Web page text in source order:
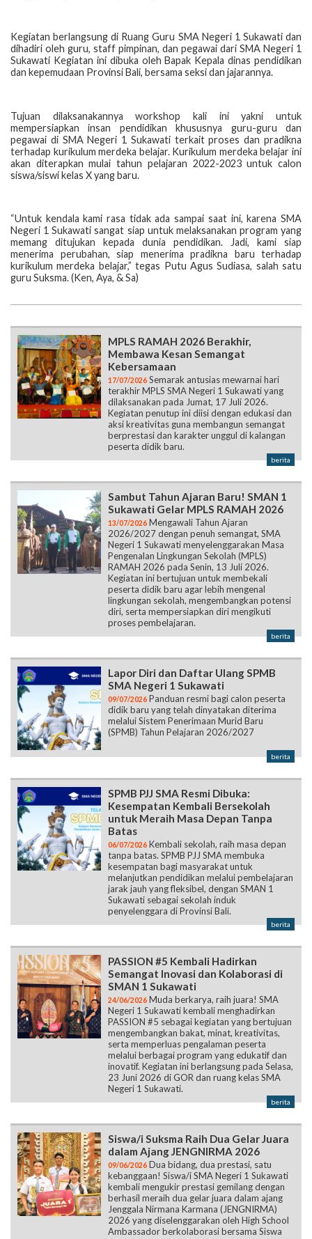
Kegiatan berlangsung di Ruang Guru SMA Negeri 1 Sukawati dan
dihadiri oleh guru, staff pimpinan, dan pegawai dari SMA Negeri 1
Sukawati Kegiatan ini dibuka oleh Bapak Kepala dinas pendidikan
dan kepemudaan Provinsi Bali, bersama seksi dan jajarannya.
Tujuan dilaksanakannya workshop kali ini yakni untuk
mempersiapkan insan pendidikan khususnya guru-guru dan
pegawai di SMA Negeri 1 Sukawati terkait proses dan pradikna
terhadap kurikulum merdeka belajar. Kurikulum merdeka belajar ini
akan diterapkan mulai tahun pelajaran 2022-2023 untuk calon
siswa/siswi kelas X yang baru.
“Untuk kendala kami rasa tidak ada sampai saat ini, karena SMA
Negeri 1 Sukawati sangat siap untuk melaksanakan program yang
memang ditujukan kepada dunia pendidikan. Jadi, kami siap
menerima perubahan, siap menerima pradikna baru terhadap
kurikulum merdeka belajar,” tegas Putu Agus Sudiasa, salah satu
guru Suksma. (Ken, Aya, & Sa)
MPLS RAMAH 2026 Berakhir,
Membawa Kesan Semangat
Kebersamaan
17/07/2026 Semarak antusias mewarnai hari
terakhir MPLS SMA Negeri 1 Sukawati yang
dilaksanakan pada Jumat, 17 Juli 2026.
Kegiatan penutup ini diisi dengan edukasi dan
aksi kreativitas guna membangun semangat
berprestasi dan karakter unggul di kalangan
peserta didik baru.
berita
Sambut Tahun Ajaran Baru! SMAN 1
Sukawati Gelar MPLS RAMAH 2026
13/07/2026 Mengawali Tahun Ajaran
2026/2027 dengan penuh semangat, SMA
Negeri 1 Sukawati menyelenggarakan Masa
Pengenalan Lingkungan Sekolah (MPLS)
RAMAH 2026 pada Senin, 13 Juli 2026.
Kegiatan ini bertujuan untuk membekali
peserta didik baru agar lebih mengenal
lingkungan sekolah, mengembangkan potensi
diri, serta mempersiapkan diri mengikuti
proses pembelajaran.
berita
Lapor Diri dan Daftar Ulang SPMB
SMA Negeri 1 Sukawati
09/07/2026 Panduan resmi bagi calon peserta
didik baru yang telah dinyatakan diterima
melalui Sistem Penerimaan Murid Baru
(SPMB) Tahun Pelajaran 2026/2027
berita
SPMB PJJ SMA Resmi Dibuka:
Kesempatan Kembali Bersekolah
untuk Meraih Masa Depan Tanpa
Batas
06/07/2026 Kembali sekolah, raih masa depan
tanpa batas. SPMB PJJ SMA membuka
kesempatan bagi masyarakat untuk
melanjutkan pendidikan melalui pembelajaran
jarak jauh yang fleksibel, dengan SMAN 1
Sukawati sebagai sekolah induk
penyelenggara di Provinsi Bali.
berita
PASSION #5 Kembali Hadirkan
Semangat Inovasi dan Kolaborasi di
SMAN 1 Sukawati
24/06/2026 Muda berkarya, raih juara! SMA
Negeri 1 Sukawati kembali menghadirkan
PASSION #5 sebagai kegiatan yang bertujuan
mengembangkan bakat, minat, kreativitas,
serta memperluas pengalaman peserta
melalui berbagai program yang edukatif dan
inovatif. Kegiatan ini berlangsung pada Selasa,
23 Juni 2026 di GOR dan ruang kelas SMA
Negeri 1 Sukawati.
berita
Siswa/i Suksma Raih Dua Gelar Juara
dalam Ajang JENGNIRMA 2026
09/06/2026 Dua bidang, dua prestasi, satu
kebanggaan! Siswa/i SMA Negeri 1 Sukawati
kembali mengukir prestasi gemilang dengan
berhasil meraih dua gelar juara dalam ajang
Jenggala Nirmana Karmana (JENGNIRMA)
2026 yang diselenggarakan oleh High School
Ambassador berkolaborasi bersama Siswa